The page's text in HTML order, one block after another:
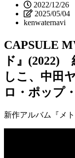
2022/12/26
2025/05/04
kenwaternavi
CAPSULE
ド』(2022)
しこ、中田
ロ・ポップ
新作アルバム『メ